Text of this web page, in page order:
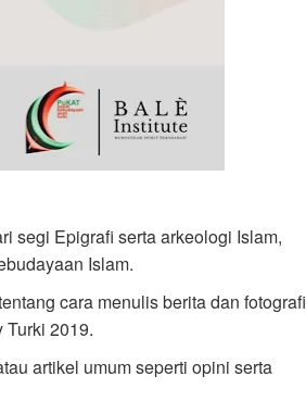
segi Epigrafi serta arkeologi Islam,
Islam.
cara menulis berita dan fotografi
2019.
artikel umum seperti opini serta